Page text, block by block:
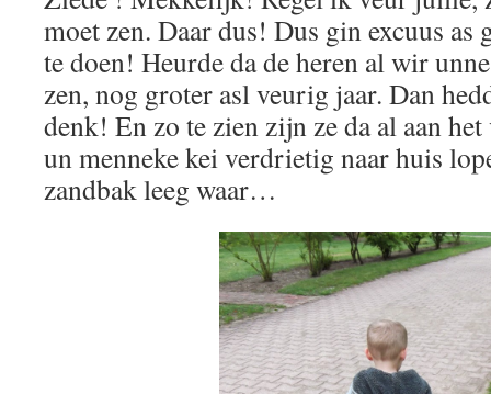
moet zen. Daar dus! Dus gin excuus as
te doen! Heurde da de heren al wir
zen, nog groter asl veurig jaar. Dan
denk! En zo te zien zijn ze da al aan
un menneke kei verdrietig naar huis
zandbak leeg waar…